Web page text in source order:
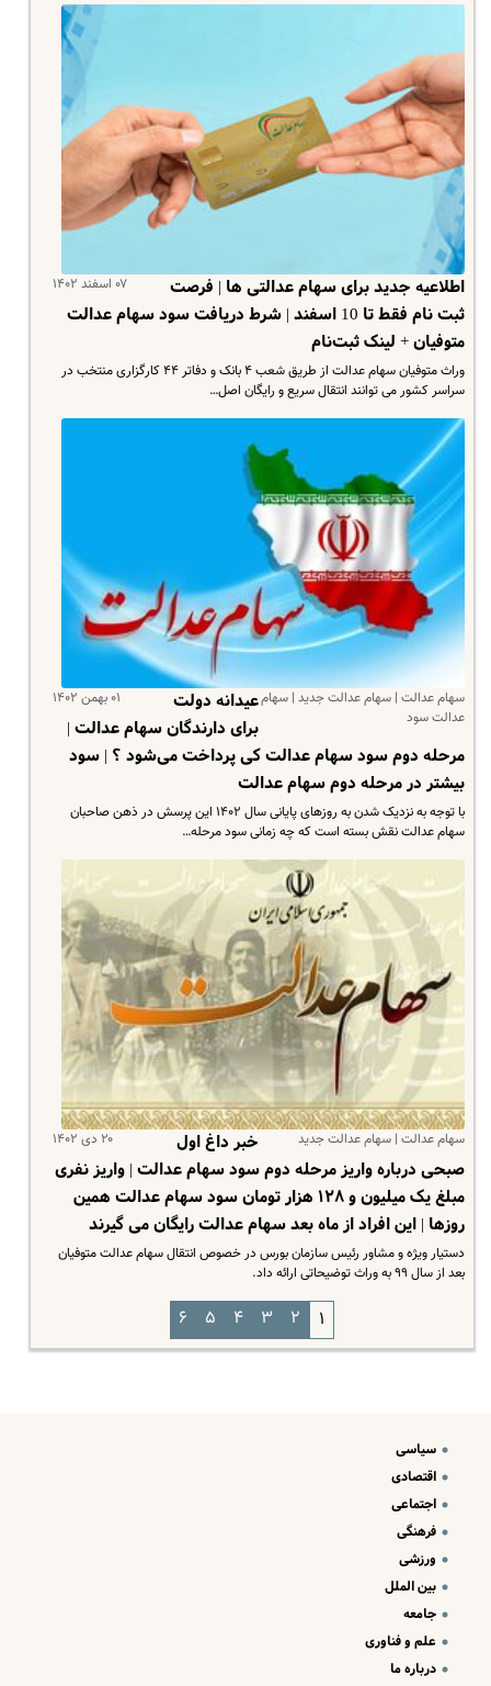
۰۷ اسفند ۱۴۰۲
اطلاعیه جدید برای سهام عدالتی ها | فرصت
ثبت نام فقط تا 10 اسفند | شرط دریافت سود سهام عدالت
متوفیان + لینک ثبت‌نام
وراث متوفیان سهام عدالت از طریق شعب ۴ بانک و دفاتر ۴۴ کارگزاری منتخب در
سراسر کشور می توانند انتقال سریع و رایگان اصل…
سهام عدالت | سهام عدالت جدید | سهام
عدالت سود
۰۱ بهمن ۱۴۰۲
عیدانه دولت
برای دارندگان سهام عدالت |
مرحله دوم سود سهام عدالت کی پرداخت می‌شود ؟ | سود
بیشتر در مرحله دوم سهام عدالت
با توجه به نزدیک شدن به روزهای پایانی سال ۱۴۰۲ این پرسش در ذهن صاحبان
سهام عدالت نقش بسته است که چه زمانی سود مرحله…
سهام عدالت | سهام عدالت جدید ۲۰ دی ۱۴۰۲
خبر داغ اول
صبحی درباره واریز مرحله دوم سود سهام عدالت | واریز نفری
مبلغ یک میلیون و ۱۲۸ هزار تومان سود سهام عدالت همین
روزها | این افراد از ماه بعد سهام عدالت رایگان می گیرند
دستیار ویژه و مشاور رئیس سازمان بورس در خصوص انتقال سهام عدالت متوفیان
بعد از سال ۹۹ به وراث توضیحاتی ارائه داد.
۱ ۲ ۳ ۴ ۵ ۶
سیاسی
اقتصادی
اجتماعی
فرهنگی
ورزشی
بین الملل
جامعه
علم و فناوری
درباره ما